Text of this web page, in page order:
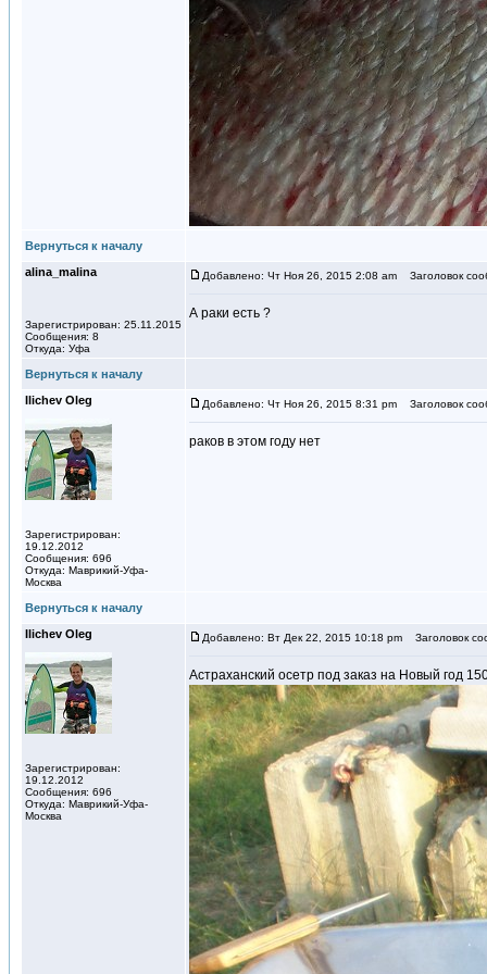
Вернуться к началу
alina_malina
Зарегистрирован: 25.11.2015
Сообщения: 8
Откуда: Уфа
Добавлено: Чт Ноя 26, 2015 2:08 am Заголовок
А раки есть ?
Вернуться к началу
Ilichev Oleg
Зарегистрирован:
19.12.2012
Сообщения: 696
Откуда: Маврикий-Уфа-
Москва
Добавлено: Чт Ноя 26, 2015 8:31 pm Заголовок
раков в этом году нет
Вернуться к началу
Ilichev Oleg
Зарегистрирован:
19.12.2012
Сообщения: 696
Откуда: Маврикий-Уфа-
Москва
Добавлено: Вт Дек 22, 2015 10:18 pm Заголовок
Астраханский осетр под заказ на Новый год